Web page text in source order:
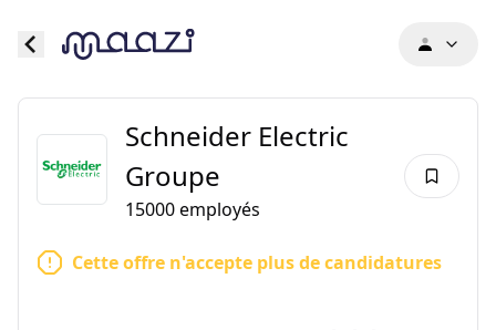
Schneider Electric
Groupe
15000employés
Cette offre n'accepte plus de candidatures